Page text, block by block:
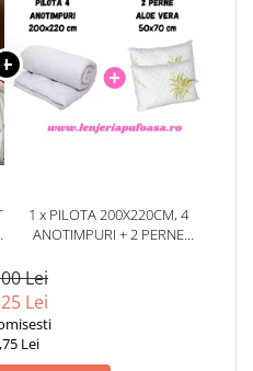
1 x PILOTA 200X220CM, 4
ANOTIMPURI + 2 PERNE
Lei
Lei
Lei